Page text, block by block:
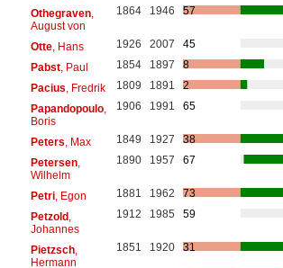
Othegraven,
August von
1864 1946 57
Otte, Hans 1926 2007
45
Pabst, Paul 1854 1897
8
Pacius , Fredrik 1809 1891
2
Papandopoulo,
Boris
1906 1991 65
Peters , Max 1849 1927
38
Petersen,
Wilhelm
1890 1957 67
Petri, Egon 1881 1962
73
Petzold,
Johannes
1912 1985 59
Pietzsch,
Hermann
1851 1920 31